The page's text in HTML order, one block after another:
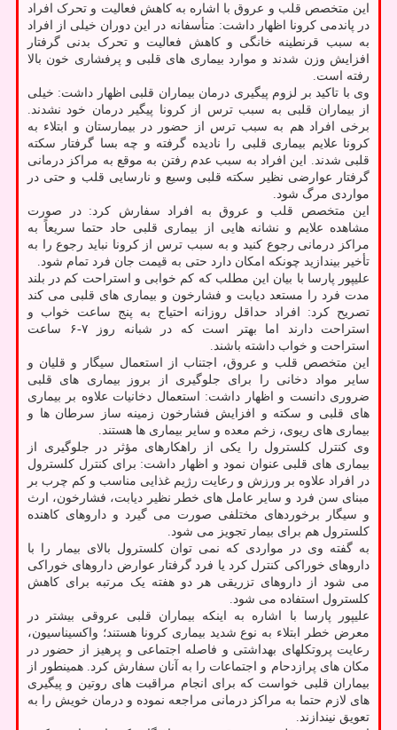
این متخصص قلب و عروق با اشاره به کاهش فعالیت و تحرک افراد
در پاندمی کرونا اظهار داشت: متأسفانه در این دوران خیلی از افراد
به سبب قرنطینه خانگی و کاهش فعالیت و تحرک بدنی گرفتار
افزایش وزن شدند و موارد بیماری های قلبی و پرفشاری خون بالا
رفته است.
وی با تاکید بر لزوم پیگیری درمان بیماران قلبی اظهار داشت: خیلی
از بیماران قلبی به سبب ترس از کرونا پیگیر درمان خود نشدند.
برخی افراد هم به سبب ترس از حضور در بیمارستان و ابتلاء به
کرونا علایم بیماری قلبی را نادیده گرفته و چه بسا گرفتار سکته
قلبی شدند. این افراد به سبب عدم رفتن به موقع به مراکز درمانی
گرفتار عوارضی نظیر سکته قلبی وسیع و نارسایی قلب و حتی در
مواردی مرگ شود.
این متخصص قلب و عروق به افراد سفارش کرد: در صورت
مشاهده علایم و نشانه هایی از بیماری قلبی حاد حتما سریعاً به
مراکز درمانی رجوع کنید و به سبب ترس از کرونا نباید رجوع را به
تأخیر بیندازید چونکه امکان دارد حتی به قیمت جان فرد تمام شود.
علیپور پارسا با بیان این مطلب که کم خوابی و استراحت کم در بلند
مدت فرد را مستعد دیابت و فشارخون و بیماری های قلبی می کند
تصریح کرد: افراد حداقل روزانه احتیاج به پنج ساعت خواب و
استراحت دارند اما بهتر است که در شبانه روز ۷-۶ ساعت
استراحت و خواب داشته باشند.
این متخصص قلب و عروق، اجتناب از استعمال سیگار و قلیان و
سایر مواد دخانی را برای جلوگیری از بروز بیماری های قلبی
ضروری دانست و اظهار داشت: استعمال دخانیات علاوه بر بیماری
های قلبی و سکته و افزایش فشارخون زمینه ساز سرطان ها و
بیماری های ریوی، زخم معده و سایر بیماری ها هستند.
وی کنترل کلسترول را یکی از راهکارهای مؤثر در جلوگیری از
بیماری های قلبی عنوان نمود و اظهار داشت: برای کنترل کلسترول
در افراد علاوه بر ورزش و رعایت رژیم غذایی مناسب و کم چرب بر
مبنای سن فرد و سایر عامل های خطر نظیر دیابت، فشارخون، ارث
و سیگار برخوردهای مختلفی صورت می گیرد و داروهای کاهنده
کلسترول هم برای بیمار تجویز می شود.
به گفته وی در مواردی که نمی توان کلسترول بالای بیمار را با
داروهای خوراکی کنترل کرد یا فرد گرفتار عوارض داروهای خوراکی
می شود از داروهای تزریقی هر دو هفته یک مرتبه برای کاهش
کلسترول استفاده می شود.
علیپور پارسا با اشاره به اینکه بیماران قلبی عروقی بیشتر در
معرض خطر ابتلاء به نوع شدید بیماری کرونا هستند؛ واکسیناسیون،
رعایت پروتکلهای بهداشتی و فاصله اجتماعی و پرهیز از حضور در
مکان های پرازدحام و اجتماعات را به آنان سفارش کرد. همینطور از
بیماران قلبی خواست که برای انجام مراقبت های روتین و پیگیری
های لازم حتما به مراکز درمانی مراجعه نموده و درمان خویش را به
تعویق نیندازند.